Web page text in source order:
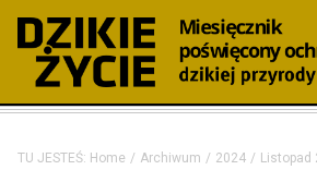
TU JESTEŚ: Home Archiwum 2024 Listopad